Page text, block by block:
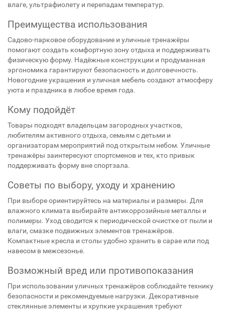
влаге, ультрафиолету и перепадам температур.
Преимущества использования
Садово-парковое оборудование и уличные тренажёры
помогают создать комфортную зону отдыха и поддерживать
физическую форму. Надёжные конструкции и продуманная
эргономика гарантируют безопасность и долговечность.
Новогодние украшения и уличная мебель создают атмосферу
уюта и праздника в любое время года.
Кому подойдёт
Товары подходят владельцам загородных участков,
любителям активного отдыха, семьям с детьми и
организаторам мероприятий под открытым небом. Уличные
тренажёры заинтересуют спортсменов и тех, кто привык
поддерживать форму вне спортзала.
Советы по выбору, уходу и хранению
При выборе ориентируйтесь на материалы и размеры. Для
влажного климата выбирайте антикоррозийные металлы и
полимеры. Уход сводится к периодической очистке от пыли и
влаги, смазке подвижных элементов тренажёров.
Компактные кресла и столы удобно хранить в сарае или под
навесом в межсезонье.
Возможный вред или противопоказания
При использовании уличных тренажёров соблюдайте технику
безопасности и рекомендуемые нагрузки. Декоративные
стеклянные элементы и хрупкие украшения требуют